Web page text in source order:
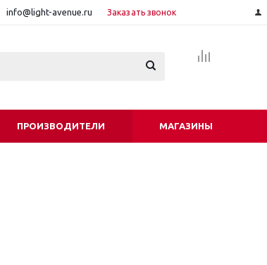
info@light-avenue.ru Заказать звонок
ПРОИЗВОДИТЕЛИ МАГАЗИНЫ